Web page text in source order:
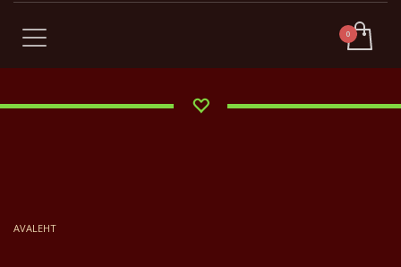
AVALEHT